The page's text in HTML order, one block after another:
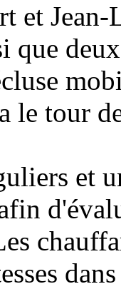
et
que
le tour
et